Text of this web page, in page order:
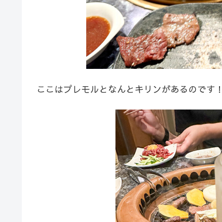
ここはプレモルとなんとキリンがあるのです